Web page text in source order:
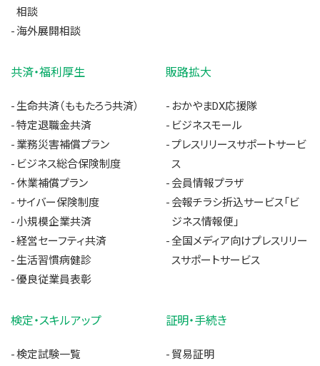
相談
海外展開相談
共済・福利厚生
生命共済（ももたろう共済）
特定退職金共済
業務災害補償プラン
ビジネス総合保険制度
休業補償プラン
サイバー保険制度
小規模企業共済
経営セーフティ共済
生活習慣病健診
優良従業員表彰
販路拡大
おかやまDX応援隊
ビジネスモール
プレスリリースサポートサービ
ス
会員情報プラザ
会報チラシ折込サービス「ビ
ジネス情報便」
全国メディア向けプレスリリー
スサポートサービス
検定・スキルアップ
検定試験一覧
証明・手続き
貿易証明